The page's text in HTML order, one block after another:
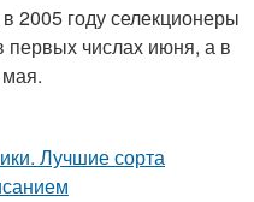
2005 году селекционеры
первых числах июня, а в